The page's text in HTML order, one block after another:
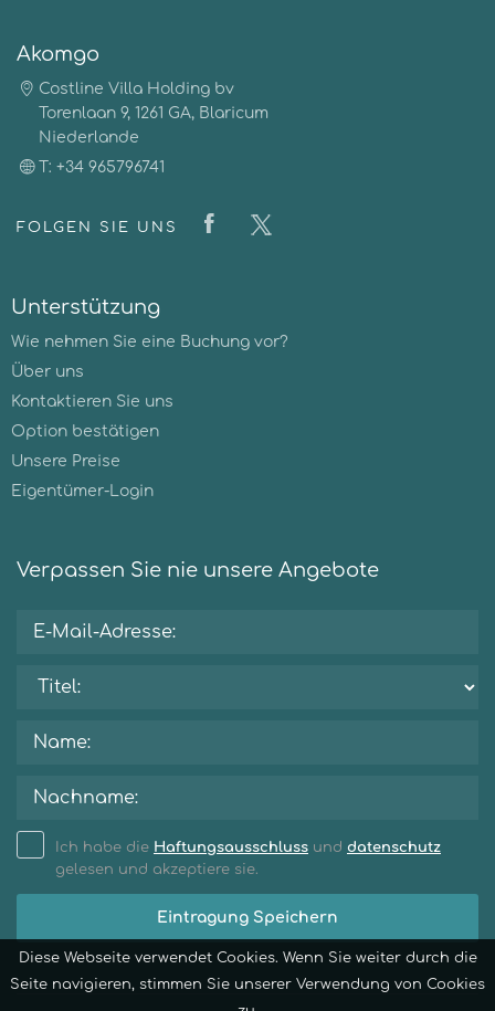
Diese Webseite verwendet Cookies. Wenn Sie weiter durch die
Seite navigieren, stimmen Sie unserer Verwendung von Cookies
Akomgo
Costline Villa Holding bv
Torenlaan 9, 1261 GA, Blaricum
Niederlande
T: +34 965796741
FOLGEN SIE UNS
Unterstützung
Wie nehmen Sie eine Buchung vor?
Über uns
Kontaktieren Sie uns
Option bestätigen
Unsere Preise
Eigentümer-Login
Verpassen Sie nie unsere Angebote
Ich habe die Haftungsausschluss und datenschutz
gelesen und akzeptiere sie.
Eintragung Speichern